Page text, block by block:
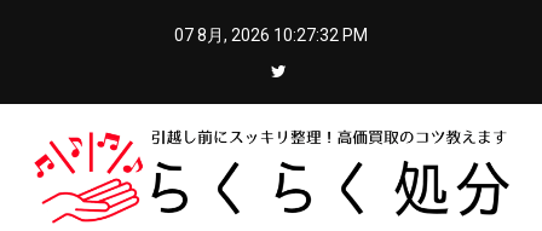
07 8月, 2026 10:27:33 PM